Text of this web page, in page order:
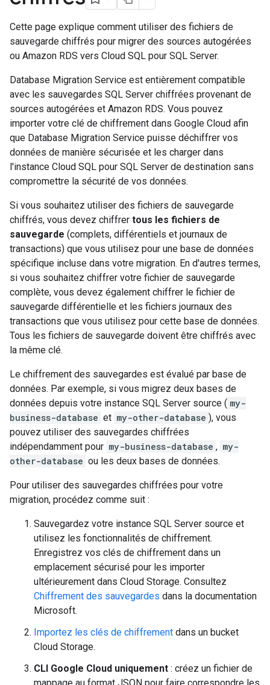
Cette page explique comment utiliser des fichiers de
sauvegarde chiffrés pour migrer des sources autogérées
ou Amazon RDS vers Cloud SQL pour SQL Server.
Database Migration Service est entièrement compatible
avec les sauvegardes SQL Server chiffrées provenant de
sources autogérées et Amazon RDS. Vous pouvez
importer votre clé de chiffrement dans Google Cloud afin
que Database Migration Service puisse déchiffrer vos
données de manière sécurisée et les charger dans
l'instance Cloud SQL pour SQL Server de destination sans
compromettre la sécurité de vos données.
Si vous souhaitez utiliser des fichiers de sauvegarde
chiffrés, vous devez chiffrer tous les fichiers de
sauvegarde (complets, différentiels et journaux de
transactions) que vous utilisez pour une base de données
spécifique incluse dans votre migration. En d'autres termes,
si vous souhaitez chiffrer votre fichier de sauvegarde
complète, vous devez également chiffrer le fichier de
sauvegarde différentielle et les fichiers journaux des
transactions que vous utilisez pour cette base de données.
Tous les fichiers de sauvegarde doivent être chiffrés avec
la même clé.
Le chiffrement des sauvegardes est évalué par base de
données. Par exemple, si vous migrez deux bases de
données depuis votre instance SQL Server source ( my-
business-database et my-other-database ), vous
pouvez utiliser des sauvegardes chiffrées
indépendamment pour my-business-database , my-
other-database ou les deux bases de données.
Pour utiliser des sauvegardes chiffrées pour votre
migration, procédez comme suit :
Sauvegardez votre instance SQL Server source et
utilisez les fonctionnalités de chiffrement.
Enregistrez vos clés de chiffrement dans un
emplacement sécurisé pour les importer
ultérieurement dans Cloud Storage. Consultez
Chiffrement des sauvegardes dans la documentation
Microsoft.
Importez les clés de chiffrement dans un bucket
Cloud Storage.
CLI Google Cloud uniquement : créez un fichier de